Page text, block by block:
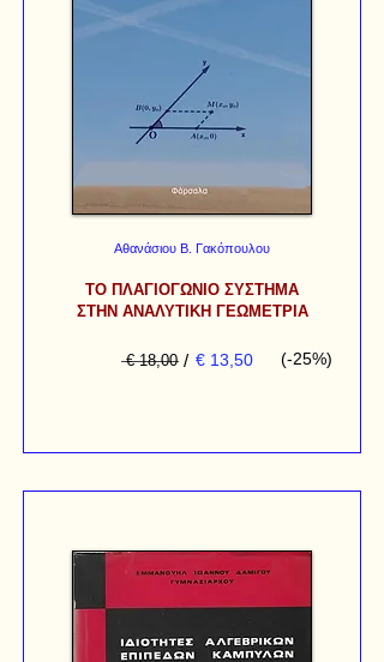
Αθανάσιου Β. Γακόπουλου
ΤΟ ΠΛΑΓΙΟΓΩΝΙΟ ΣΥΣΤΗΜΑ
ΣΤΗΝ ΑΝΑΛΥΤΙΚΗ ΓΕΩΜΕΤΡΙΑ
€ 18,00 / € 13,50 (-25%)